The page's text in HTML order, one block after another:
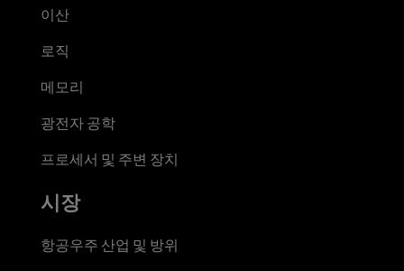
이산
로직
메모리
광전자 공학
프로세서 및 주변 장치
시장
항공우주 산업 및 방위